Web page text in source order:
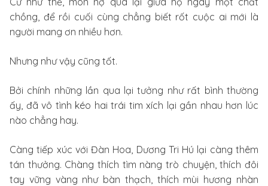
chồng, để rồi cuối cùng chẳng biết rốt cuộc ai mới là
người mang ơn nhiều hơn.
Nhưng như vậy cũng tốt.
Bởi chính những lần qua lại tưởng như rất bình thường
ấy, đã vô tình kéo hai trái tim xích lại gần nhau hơn lúc
nào chẳng hay.
Càng tiếp xúc với Đàn Hoa, Dương Tri Hú lại càng thêm
tán thưởng. Chàng thích tìm nàng trò chuyện, thích đôi
tay vững vàng như bàn thạch, thích mùi hương nhàn